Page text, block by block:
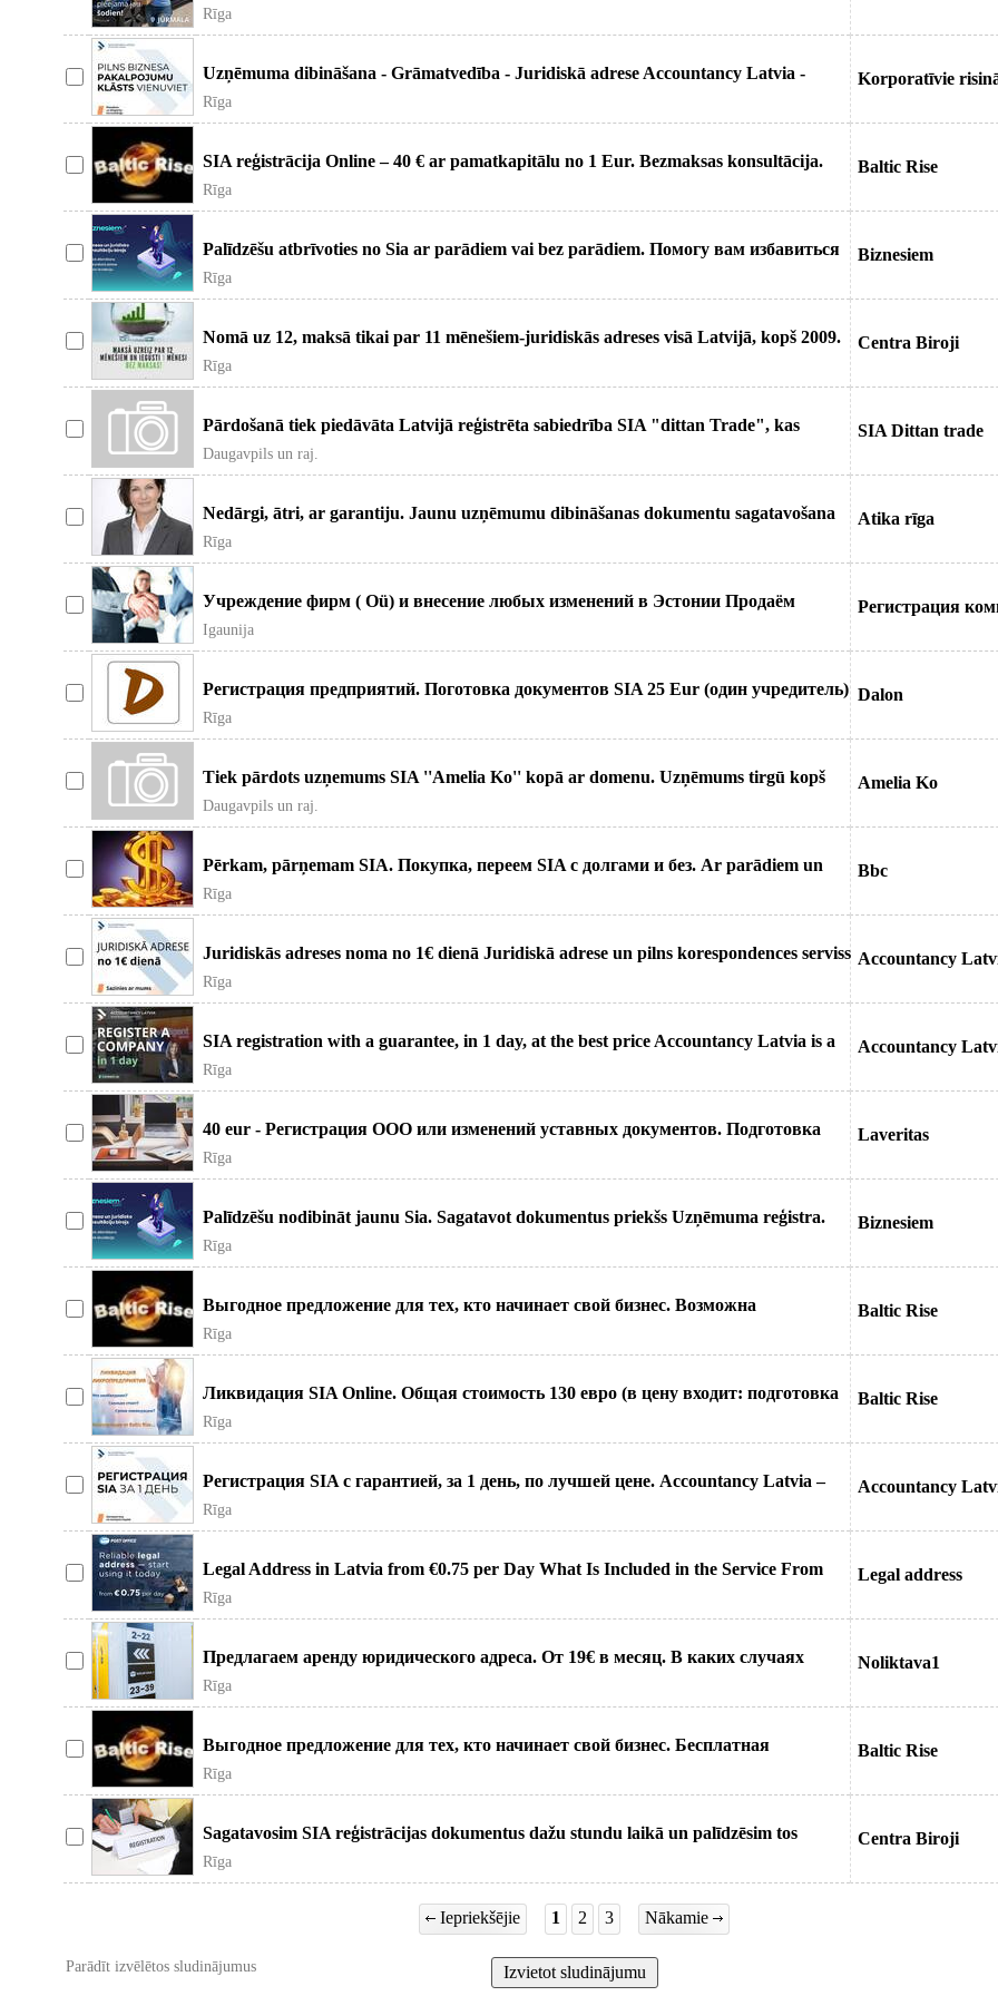
juridiskā adres
Rīga
Uzņēmuma dibināšana - Grāmatvedība - Juridiskā adrese Accountancy Latvia -
visaptveroši grāma
Rīga
Korporatīvie
SIA reģistrācija Online – 40 € ar pamatkapitālu no 1 Eur. Bezmaksas konsultācija.
Jūs varat pa
Rīga
Baltic Rise
Palīdzēšu atbrīvoties no Sia ar parādiem vai bez parādiem. Помогу вам избавиться
от SIA с долг
Rīga
Biznesiem
Nomā uz 12, maksā tikai par 11 mēnešiem-juridiskās adreses visā Latvijā, kopš 2009.
gada. Kā
Rīga
Centra Biroji
Pārdošanā tiek piedāvāta Latvijā reģistrēta sabiedrība SIA "dittan Trade", kas
dibināta 2012. ga
Daugavpils un raj.
SIA Dittan trade
Nedārgi, ātri, ar garantiju. Jaunu uzņēmumu dibināšanas dokumentu sagatavošana
(Sia, mazkapi
Rīga
Atika rīga
Учреждение фирм ( Oü) и внесение любых изменений в Эстонии Продаём
готовые фирмы ( простые и с
Igaunija
Регистрация
Регистрация предприятий. Поготовка документов SIA 25 Eur (один учредитель)
IK от 15 Eur, изменен
Rīga
Dalon
Tiek pārdots uzņemums SIA ''Amelia Ko'' kopā ar domenu. Uzņēmums tirgū kopš
2013.gadā Visa gr
Daugavpils un raj.
Amelia Ko
Pērkam, pārņemam SIA. Покупка, переем SIA c долгами и без. Ar parādiem un
bez. Latvijā, Lietuvā,
Rīga
Bbc
Juridiskās adreses noma no 1€ dienā Juridiskā adrese un pilns korespondences serviss
– ātri,
Rīga
Accountancy
SIA registration with a guarantee, in 1 day, at the best price Accountancy Latvia is a
profes
Rīga
Accountancy
40 eur - Регистрация ООО или изменений уставных документов. Подготовка
полного пакета докуме
Rīga
Laveritas
Palīdzēšu nodibināt jaunu Sia. Sagatavot dokumentus priekšs Uzņēmuma reģistra.
Помогу создать
Rīga
Biznesiem
Выгодное предложение для тех, кто начинает свой бизнес. Возможна
дистанционная подготовка и
Rīga
Baltic Rise
Ликвидация SIA Online. Общая стоимость 130 евро (в цену входит: подготовка
документов и гос.
Rīga
Baltic Rise
Регистрация SIA с гарантией, за 1 день, по лучшей цене. Accountancy Latvia –
профессиональны
Rīga
Accountancy
Legal Address in Latvia from €0.75 per Day What Is Included in the Service From
€0.75 per
Rīga
Legal address
Предлагаем аренду юридического адреса. От 19€ в месяц. В каких случаях
может понадобится юри
Rīga
Noliktava1
Выгодное предложение для тех, кто начинает свой бизнес. Бесплатная
юридическая консультация. Пре
Rīga
Baltic Rise
Sagatavosim SIA reģistrācijas dokumentus dažu stundu laikā un palīdzēsim tos
iesniegt Uzņēmumu R
Rīga
Centra Biroji
Iepriekšējie 1 2 3 Nākamie
Parādīt izvēlētos sludinājumus